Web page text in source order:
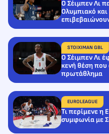
Ο Σέιμπεν Λι
Ολυμπιακό
STOIXIMAN GBL
Ο Σέιμπεν Λι
κενή θέση
πρωτάθλημα
EUROLEAGUE
Τι περίμενε η
συμφωνία με